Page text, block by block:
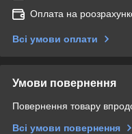
Оплата на
Всі умови оплати
Умови повернення
Повернення товару
Всі умови повернення